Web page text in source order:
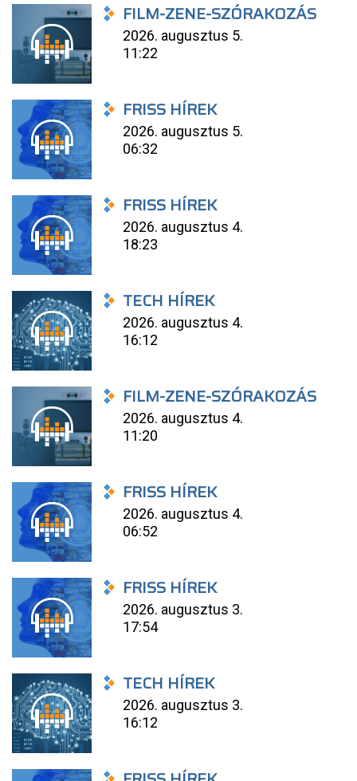
FILM-ZENE-SZÓRAKOZÁS
2026. augusztus 5.
11:22
FRISS HÍREK
2026. augusztus 5.
06:32
FRISS HÍREK
2026. augusztus 4.
18:23
TECH HÍREK
2026. augusztus 4.
16:12
FILM-ZENE-SZÓRAKOZÁS
2026. augusztus 4.
11:20
FRISS HÍREK
2026. augusztus 4.
06:52
FRISS HÍREK
2026. augusztus 3.
17:54
TECH HÍREK
2026. augusztus 3.
16:12